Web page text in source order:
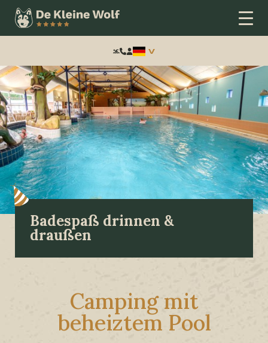
Frontend
search:
Badespaß drinnen &
draußen
Camping mit
beheiztem Pool